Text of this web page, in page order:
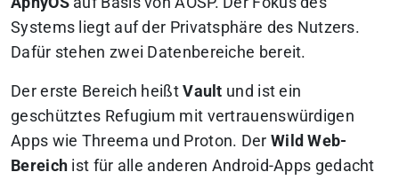
Systems liegt auf der Privatsphäre des Nutzers.
Dafür stehen zwei Datenbereiche bereit.
Der erste Bereich heißtVault und ist ein
geschütztes Refugium mit vertrauenswürdigen
Apps wie Threema und Proton. Der Wild Web-
Bereich ist für alle anderen Android-Apps gedacht